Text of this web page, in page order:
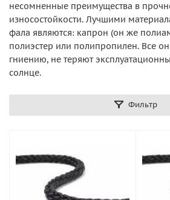
несомненные преимущества в
износостойкости. Лучшими
фала являются: капрон (он же
полиэстер или полипропилен. Все
гниению, не теряют
солнце.
Фильтр